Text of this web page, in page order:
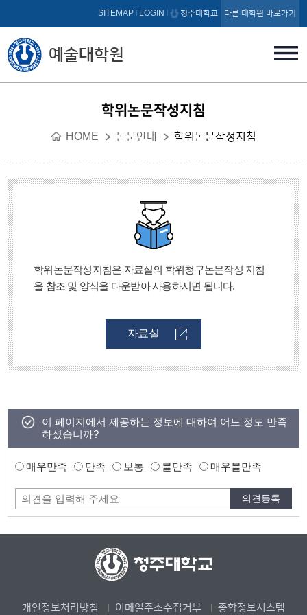
본문 바로가기
예술대학원
SITEMAP LOGIN 청주대학교 다른 대학원 바로가기
학위논문작성지침
HOME 논문안내 학위논문작성지침
학위논문작성지침은 자료실의 학위청구논문작성 지침
을 참조 및 양식을 다운받아 사용하시면 됩니다.
자료실
이 페이지에서 제공하는 정보에 대하여 어느 정도 만족
하셨습니까?
매우만족 만족 보통 불만족 매우불만족
개인정보처리방침 이메일주소수집거부 종합정보시스템